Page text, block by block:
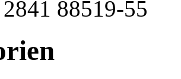
88519-55